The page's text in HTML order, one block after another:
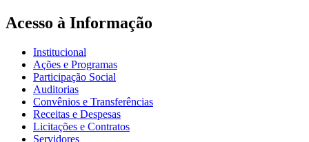
Acesso à Informação
Institucional
Ações e Programas
Participação Social
Auditorias
Convênios e Transferências
Receitas e Despesas
Licitações e Contratos
Servidores